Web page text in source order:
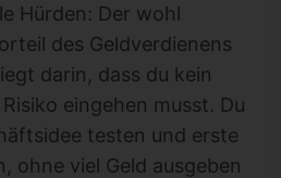
Hürden: Der wohl
des Geldverdienens
darin, dass du kein
eingehen musst. Du
testen und erste
ohne viel Geld ausgeben